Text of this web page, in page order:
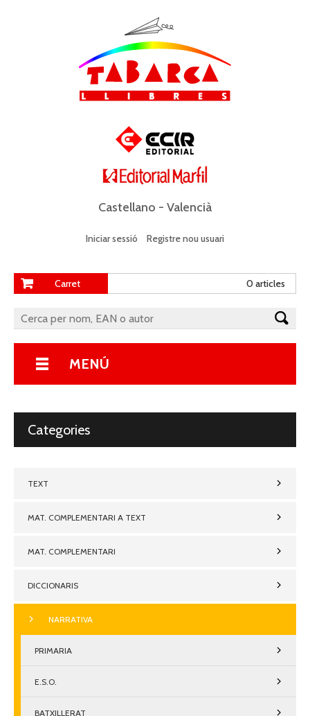
Castellano - Valencià
Iniciar sessió Registre nou usuari
Carret 0 articles
MENÚ
Categories
TEXT
MAT. COMPLEMENTARI A TEXT
MAT. COMPLEMENTARI
DICCIONARIS
NARRATIVA
PRIMARIA
E.S.O.
BATXILLERAT